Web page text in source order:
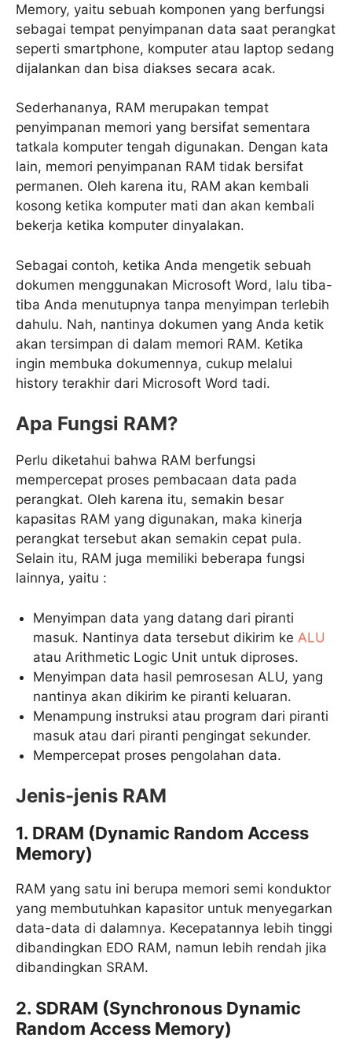
Memory, yaitu sebuah komponen yang berfungsi
sebagai tempat penyimpanan data saat perangkat
seperti smartphone, komputer atau laptop sedang
dijalankan dan bisa diakses secara acak.
Sederhananya, RAM merupakan tempat
penyimpanan memori yang bersifat sementara
tatkala komputer tengah digunakan. Dengan kata
lain, memori penyimpanan RAM tidak bersifat
permanen. Oleh karena itu, RAM akan kembali
kosong ketika komputer mati dan akan kembali
bekerja ketika komputer dinyalakan.
Sebagai contoh, ketika Anda mengetik sebuah
dokumen menggunakan Microsoft Word, lalu tiba-
tiba Anda menutupnya tanpa menyimpan terlebih
dahulu. Nah, nantinya dokumen yang Anda ketik
akan tersimpan di dalam memori RAM. Ketika
ingin membuka dokumennya, cukup melalui
history terakhir dari Microsoft Word tadi.
Apa Fungsi RAM?
Perlu diketahui bahwa RAM berfungsi
mempercepat proses pembacaan data pada
perangkat. Oleh karena itu, semakin besar
kapasitas RAM yang digunakan, maka kinerja
perangkat tersebut akan semakin cepat pula.
Selain itu, RAM juga memiliki beberapa fungsi
lainnya, yaitu :
Menyimpan data yang datang dari piranti
masuk. Nantinya data tersebut dikirim ke ALU
atau Arithmetic Logic Unit untuk diproses.
Menyimpan data hasil pemrosesan ALU, yang
nantinya akan dikirim ke piranti keluaran.
Menampung instruksi atau program dari piranti
masuk atau dari piranti pengingat sekunder.
Mempercepat proses pengolahan data.
Jenis-jenis RAM
1. DRAM (Dynamic Random Access
Memory)
RAM yang satu ini berupa memori semi konduktor
yang membutuhkan kapasitor untuk menyegarkan
data-data di dalamnya. Kecepatannya lebih tinggi
dibandingkan EDO RAM, namun lebih rendah jika
dibandingkan SRAM.
2. SDRAM (Synchronous Dynamic
Random Access Memory)